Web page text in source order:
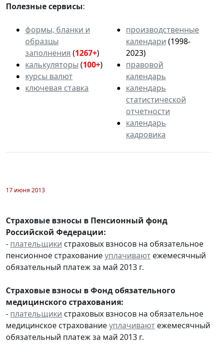
Полезные сервисы:
формы, бланки и
образцы
заполнения (1267+)
калькуляторы (100+)
курсы валют
ключевая ставка
производственные
календари (1998-
2023)
правовой
календарь
календарь
статистической
отчетности
календарь
кадровика
17 июня 2013
Страховые взносы в Пенсионный фонд
Российской Федерации:
- плательщики страховых взносов на обязательное
пенсионное страхованиеуплачивают ежемесячный
обязательный платеж за май 2013 г.
Страховые взносы в Фонд обязательного
медицинского страхования:
- плательщики страховых взносов на обязательное
медицинское страхованиеуплачивают ежемесячный
обязательный платеж за май 2013 г.